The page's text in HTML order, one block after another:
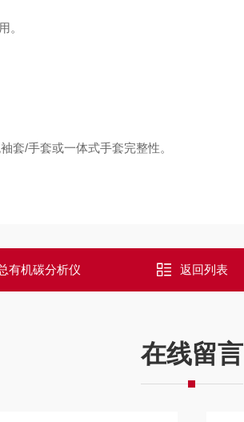
。
套/手套或一体式手套完整性。
有机碳分析仪 返回列表
在线留言